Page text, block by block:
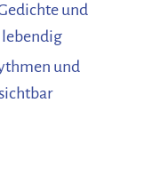
und
lebendig
und